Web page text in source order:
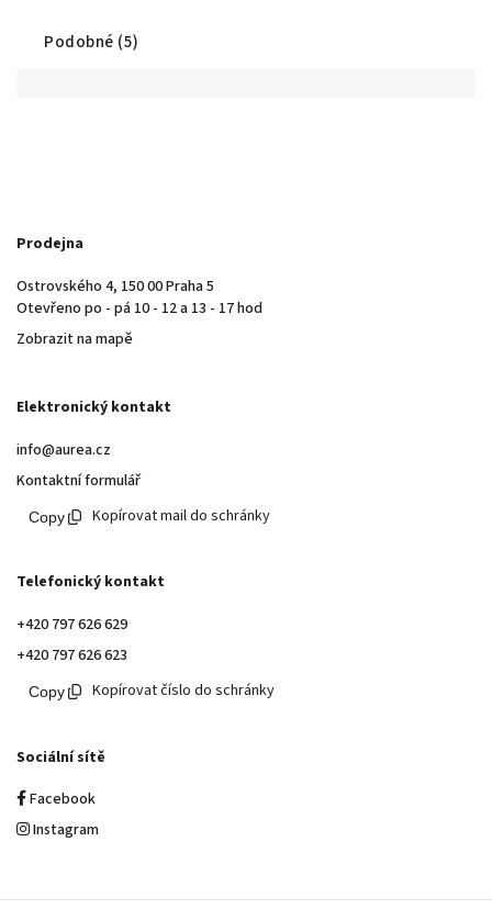
Podobné (5)
Prodejna
Ostrovského 4, 150 00 Praha 5
Otevřeno po - pá 10 - 12 a 13 - 17 hod
Zobrazit na mapě
Elektronický kontakt
info@aurea.cz
Kontaktní formulář
Kopírovat mail do schránky
Telefonický kontakt
+420 797 626 629
+420 797 626 623
Kopírovat číslo do schránky
Sociální sítě
Facebook
Instagram